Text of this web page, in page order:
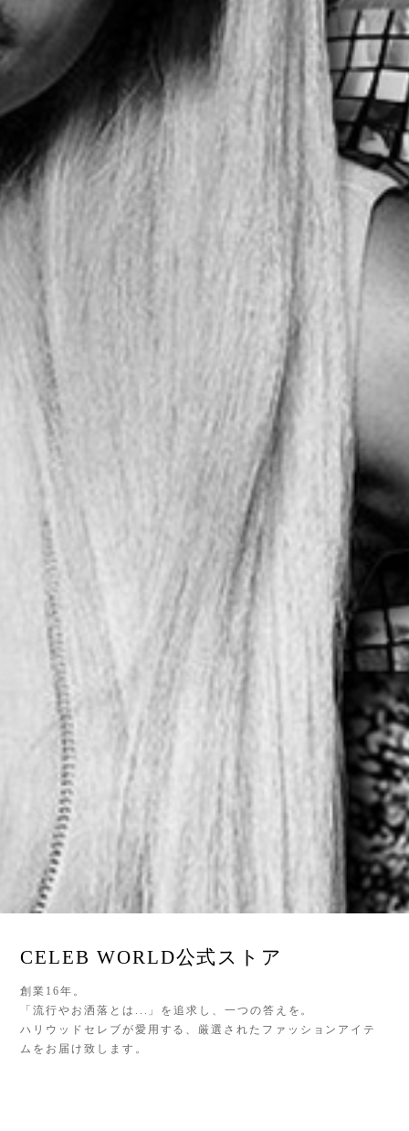
CELEB WORLD公式ストア
創業16年。
「流行やお洒落とは...」を追求し、一つの答えを。
ハリウッドセレブが愛用する、厳選されたファッションアイテ
ムをお届け致します。